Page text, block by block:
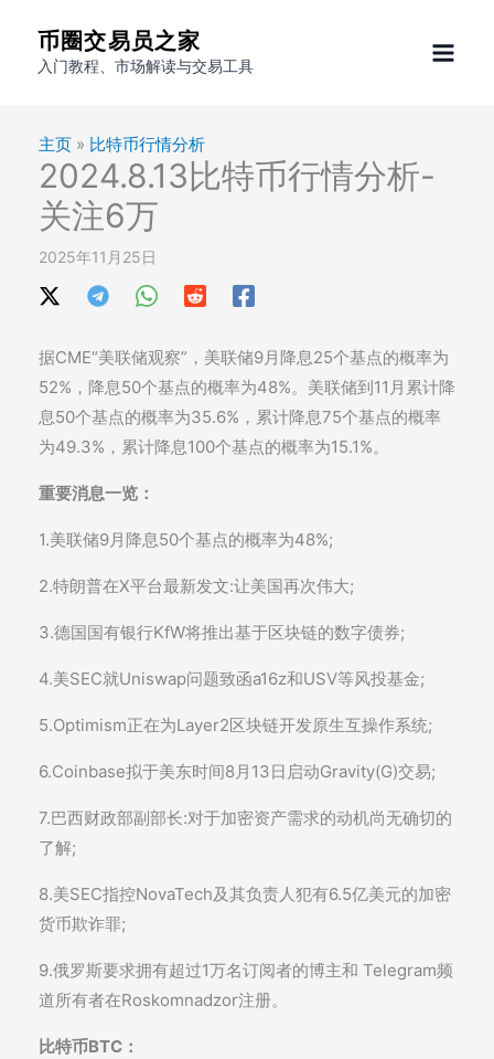
币圈交易员之家
入门教程、市场解读与交易工具
主页 » 比特币行情分析
2024.8.13比特币行情分析-
关注6万
2025年11月25日
据CME“美联储观察”，美联储9月降息25个基点的概率为
52%，降息50个基点的概率为48%。美联储到11月累计降
息50个基点的概率为35.6%，累计降息75个基点的概率
为49.3%，累计降息100个基点的概率为15.1%。
重要消息一览：
1.美联储9月降息50个基点的概率为48%;
2.特朗普在X平台最新发文:让美国再次伟大;
3.德国国有银行KfW将推出基于区块链的数字债券;
4.美SEC就Uniswap问题致函a16z和USV等风投基金;
5.Optimism正在为Layer2区块链开发原生互操作系统;
6.Coinbase拟于美东时间8月13日启动Gravity(G)交易;
7.巴西财政部副部长:对于加密资产需求的动机尚无确切的
了解;
8.美SEC指控NovaTech及其负责人犯有6.5亿美元的加密
货币欺诈罪;
9.俄罗斯要求拥有超过1万名订阅者的博主和 Telegram频
道所有者在Roskomnadzor注册。
比特币BTC：